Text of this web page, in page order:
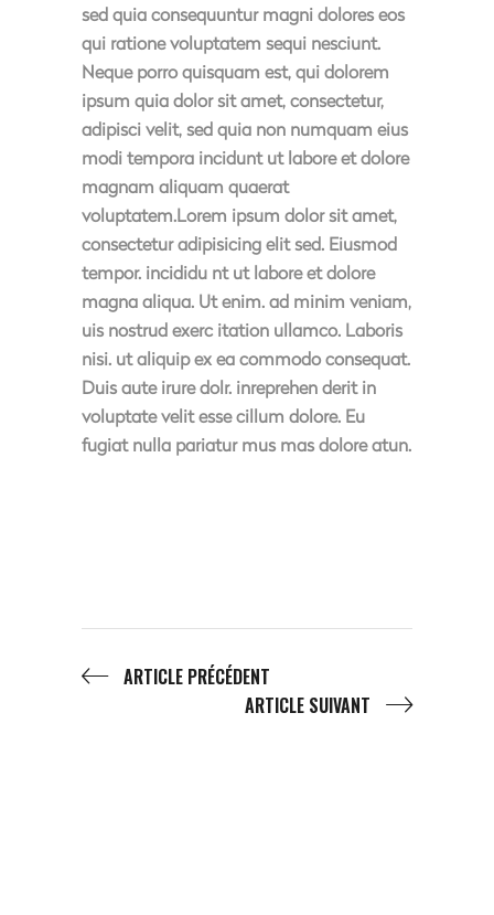
sed quia consequuntur magni dolores eos
qui ratione voluptatem sequi nesciunt.
Neque porro quisquam est, qui dolorem
ipsum quia dolor sit amet, consectetur,
adipisci velit, sed quia non numquam eius
modi tempora incidunt ut labore et dolore
magnam aliquam quaerat
voluptatem.Lorem ipsum dolor sit amet,
consectetur adipisicing elit sed. Eiusmod
tempor. incididu nt ut labore et dolore
magna aliqua. Ut enim. ad minim veniam,
uis nostrud exerc itation ullamco. Laboris
nisi. ut aliquip ex ea commodo consequat.
Duis aute irure dolr. inreprehen derit in
voluptate velit esse cillum dolore. Eu
fugiat nulla pariatur mus mas dolore atun.
ARTICLE PRÉCÉDENT
ARTICLE SUIVANT